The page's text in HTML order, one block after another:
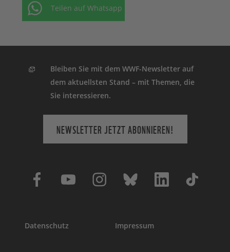
Teilen auf Whatsapp
Bleiben Sie mit dem WWF-Newsletter auf
dem aktuellsten Stand – mit Themen, die
Sie interessieren.
NEWSLETTER JETZT ABONNIEREN!
Datenschutz Impressum